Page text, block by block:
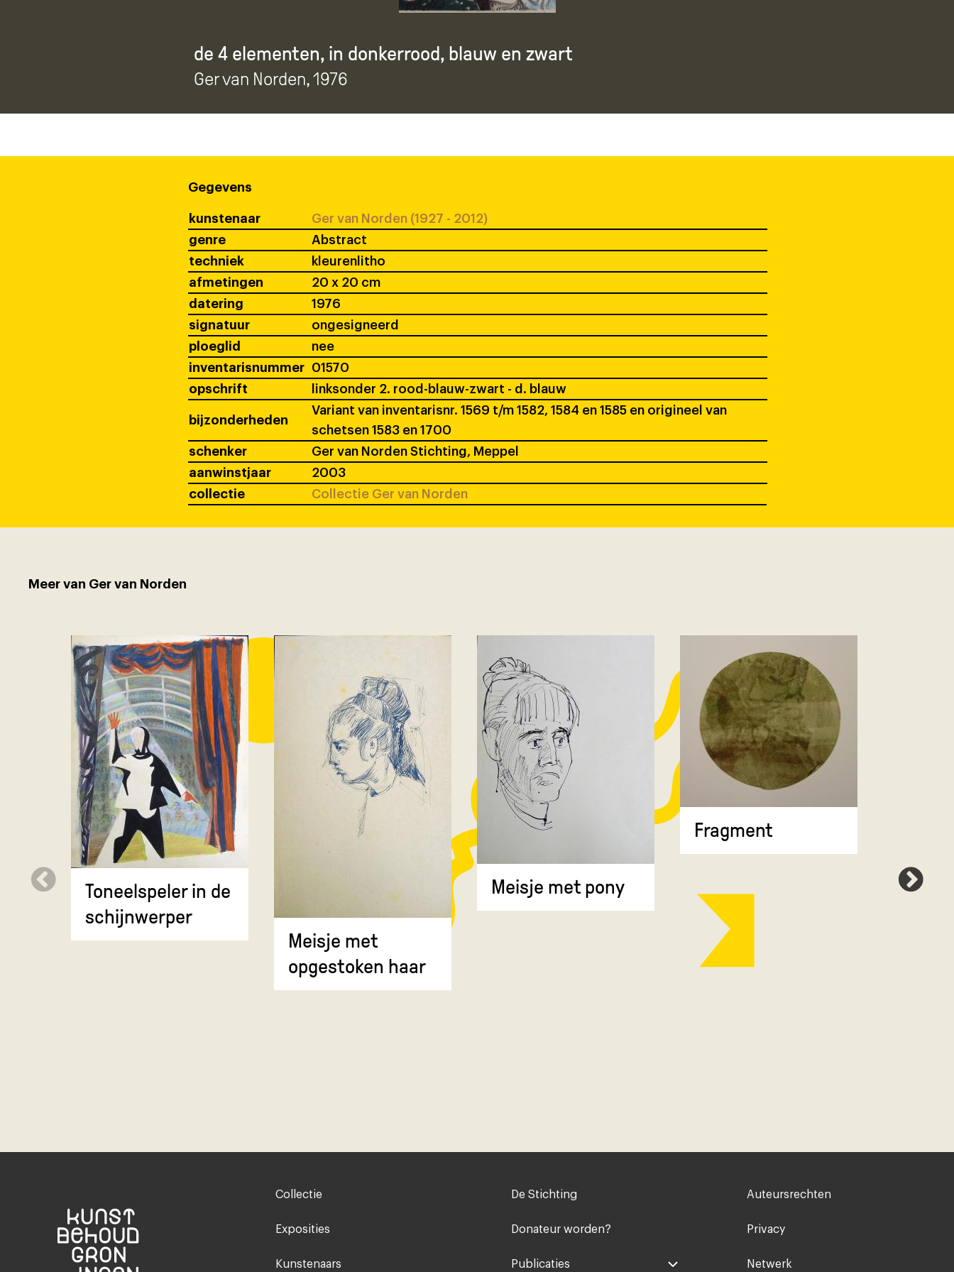
de 4 elementen, in donkerrood, blauw en zwart
Ger van Norden, 1976
Gegevens
kunstenaar
Ger van Norden (1927 - 2012)
genre
Abstract
techniek
kleurenlitho
afmetingen
20 x 20 cm
datering
1976
signatuur
ongesigneerd
ploeglid
nee
inventarisnummer
01570
opschrift
linksonder 2. rood-blauw-zwart - d. blauw
bijzonderheden
Variant van inventarisnr. 1569 t/m 1582, 1584 en 1585 en origineel van
schetsen 1583 en 1700
schenker
Ger van Norden Stichting, Meppel
aanwinstjaar
2003
collectie
Collectie Ger van Norden
Meer van Ger van Norden
Toneelspeler in de
schijnwerper
Meisje met
opgestoken haar
Meisje met pony
Fragment
Footer-
Collectie
Exposities
Kunstenaars
Voet
De Stichting
Donateur worden?
Publicaties
Voet
Auteursrechten
Privacy
Netwerk